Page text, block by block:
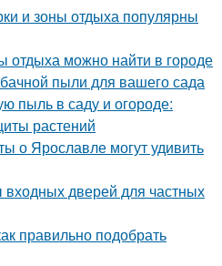
и зоны отдыха популярны
отдыха можно найти в городе
пыли для вашего сада
пыль в саду и огороде:
растений
о Ярославле могут удивить
дверей для частных
правильно подобрать